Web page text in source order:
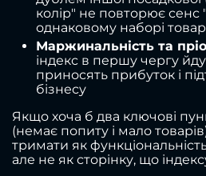
колір" не повторює
однаковому наборі
Маржинальність та
індекс в першу чергу
приносять прибуток і
бізнесу
Якщо хоча б два ключові
(немає попиту і мало
тримати як
але не як сторінку, що